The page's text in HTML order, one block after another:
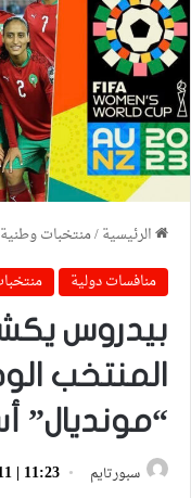
الرئيسية/منتخبات وطنية
منافسات دولية
بيدروس
المنتخب
“مونديال”
سبورتايم 11:23 | 11 يوليو، 2023